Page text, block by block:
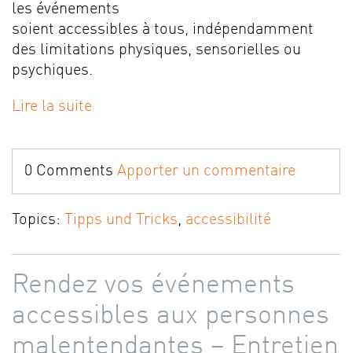
les événements
soient accessibles à tous, indépendamment
des limitations physiques, sensorielles ou
psychiques.
Lire la suite
0 Comments Apporter un commentaire
Topics: Tipps und Tricks, accessibilité
Rendez vos événements
accessibles aux personnes
malentendantes – Entretien